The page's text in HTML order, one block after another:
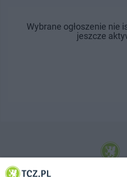
Wybrane ogłoszenie nie
jeszcze
© 2001-2026 Tczew - TCZ.PL Sp. z o.o.